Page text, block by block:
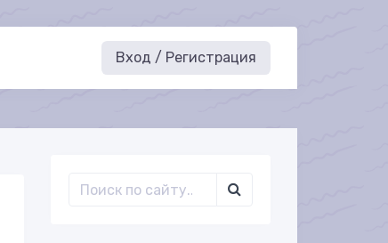
Вход / Регистрация